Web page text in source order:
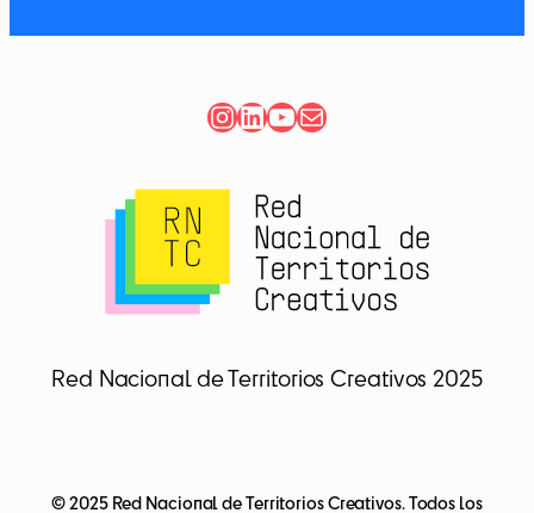
Instagram
LinkedIn
YouTube
Correo electrónico
Red Nacional de Territorios Creativos 2025
© 2025 Red Nacional de Territorios Creativos. Todos los